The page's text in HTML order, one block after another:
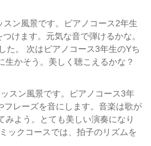
スン風景です。ピアノコース2年生
けます。元気な音で弾けるかな。
た。 次はピアノコース3年生のYち
生かそう。美しく聴こえるかな？
スン風景です。ピアノコース3年
フレーズを音にします。音楽は歌が
みよう。とても美しい演奏になり
ックコースでは、拍子のリズムを